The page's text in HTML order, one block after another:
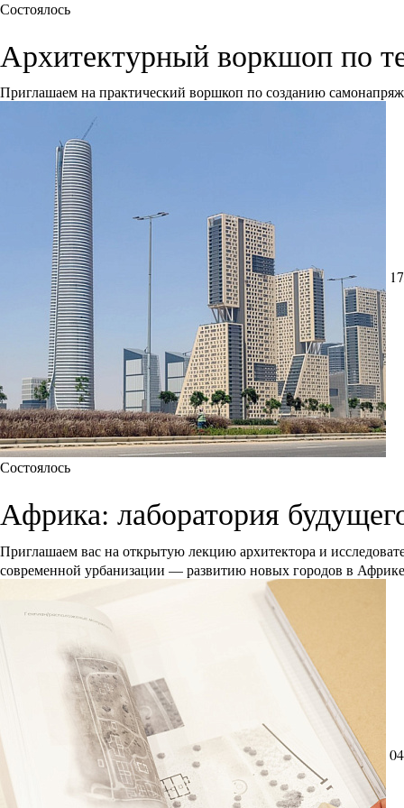
Состоялось
Архитектурный воркшоп по
Приглашаем на практический воршкоп по созданию
Состоялось
Африка: лаборатория
Приглашаем вас на открытую лекцию архитектора и
современной урбанизации — развитию новых городов в Африке